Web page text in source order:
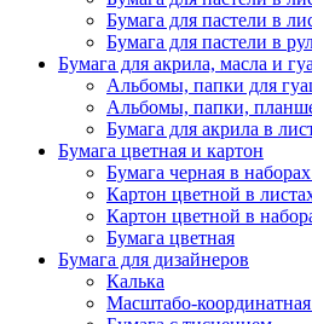
Бумага для пастели в
Бумага для пастели в
Бумага для акрила, масла и
Альбомы, папки для
Альбомы, папки,
Бумага для акрила в
Бумага цветная и картон
Бумага черная в
Картон цветной в
Картон цветной в
Бумага цветная
Бумага для дизайнеров
Калька
Масштабо-координатная